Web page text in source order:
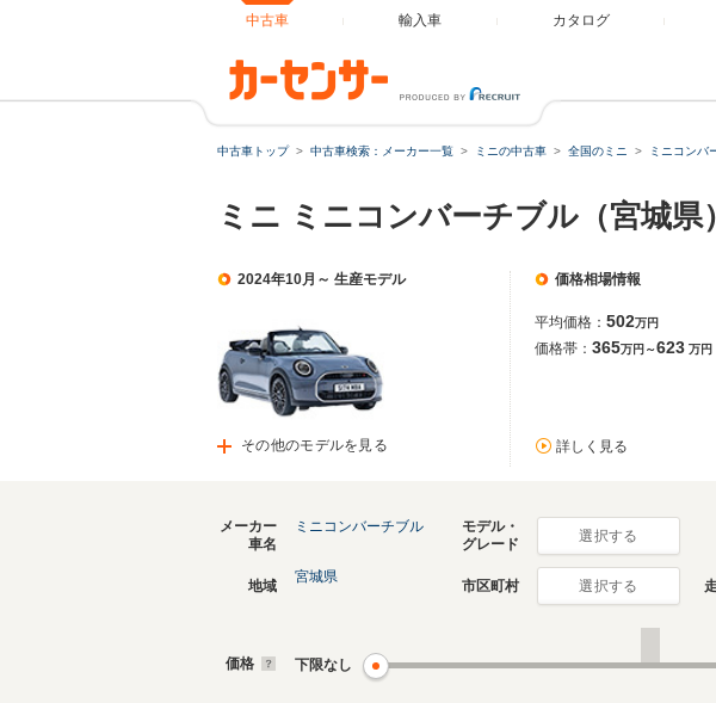
中古車 輸入車 カタログ
中古車トップ 中古車検索：メーカー一覧 ミニの中古車 全国のミニ ミニコンバ
ミニ ミニコンバーチブル（宮城県
2024年10月～ 生産モデル
その他のモデルを見る
価格相場情報
平均価格： 502万円
価格帯： 365万円～623 万円
詳しく見る
ミニコンバーチブルのカタログを見る
メーカー
車名
ミニコンバーチブル
モデル・
グレード
選択する
地域
宮城県
市区町村 選択する
価格 下限なし